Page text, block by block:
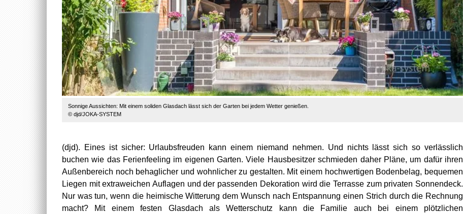
Sonnige Aussichten: Mit einem soliden Glasdach lässt sich der Garten bei jedem Wetter genießen.
© djd/JOKA-SYSTEM
(djd). Eines ist sicher: Urlaubsfreuden kann einem niemand nehmen. Und nichts lässt sich so verlässlich
buchen wie das Ferienfeeling im eigenen Garten. Viele Hausbesitzer schmieden daher Pläne, um dafür ihren
Außenbereich noch behaglicher und wohnlicher zu gestalten. Mit einem hochwertigen Bodenbelag, bequemen
Liegen mit extraweichen Auflagen und der passenden Dekoration wird die Terrasse zum privaten Sonnendeck.
Nur was tun, wenn die heimische Witterung dem Wunsch nach Entspannung einen Strich durch die Rechnung
macht? Mit einem festen Glasdach als Wetterschutz kann die Familie auch bei einem plötzlichen